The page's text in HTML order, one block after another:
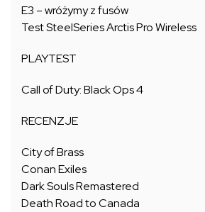
E3 – wróżymy z fusów
Test SteelSeries Arctis Pro Wireless
PLAYTEST
Call of Duty: Black Ops 4
RECENZJE
City of Brass
Conan Exiles
Dark Souls Remastered
Death Road to Canada